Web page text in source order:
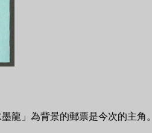
龍」為背景的郵票是今次的主角。